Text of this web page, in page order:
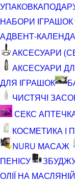
УПАКОВКА
НАБОРИ ІГРАШОК
АДВЕНТ-
АКСЕСУАРИ
АКСЕСУАРИ
ДЛЯ ІГРАШОК
ЧИСТЯЧІ
СЕКС
КОСМЕТИКА І
NURU МАСАЖ
ПЕНІСУ
ОЛІЇ НА